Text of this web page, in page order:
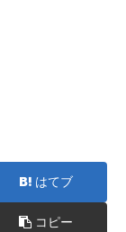
はてブ
コピー